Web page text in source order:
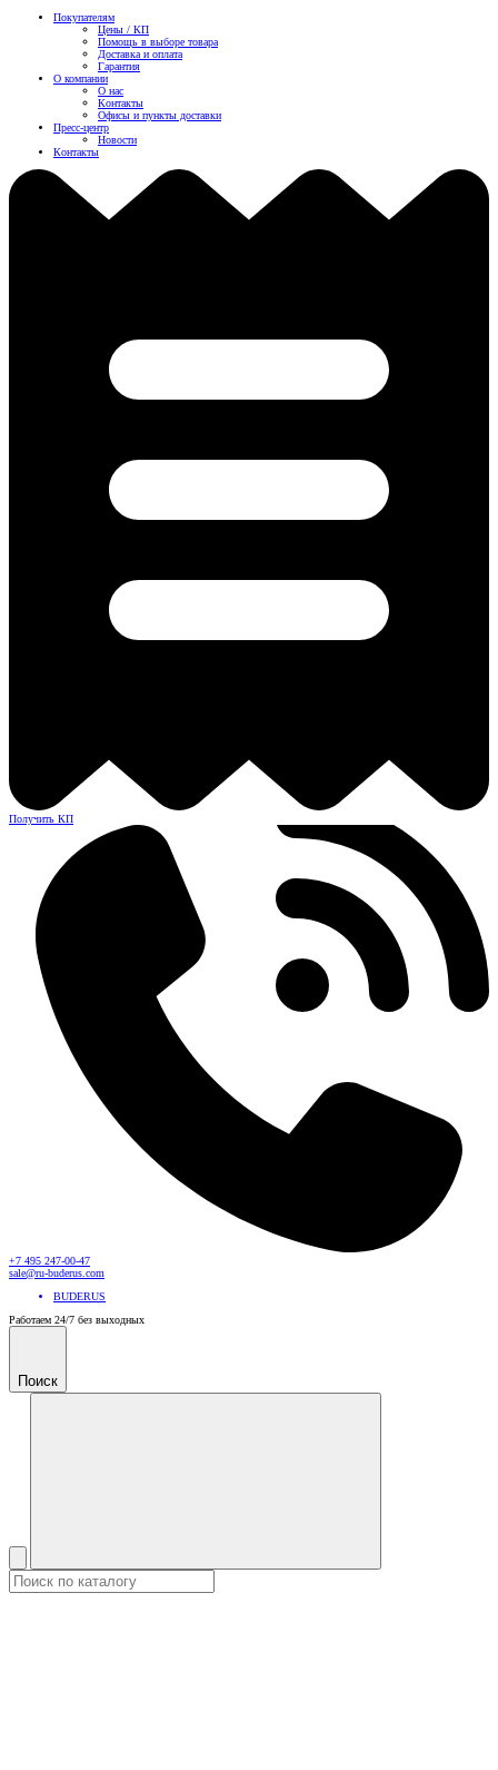
Покупателям
Цены / КП
Помощь в выборе товара
Доставка и оплата
Гарантия
О компании
О нас
Контакты
Офисы и пункты доставки
Пресс-центр
Новости
Контакты
Получить КП
+7 495 247-00-47
sale@ru-buderus.com
BUDERUS
Работаем 24/7 без выходных
Поиск